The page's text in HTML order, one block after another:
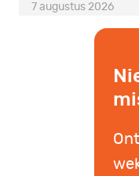
7 augustus 2026